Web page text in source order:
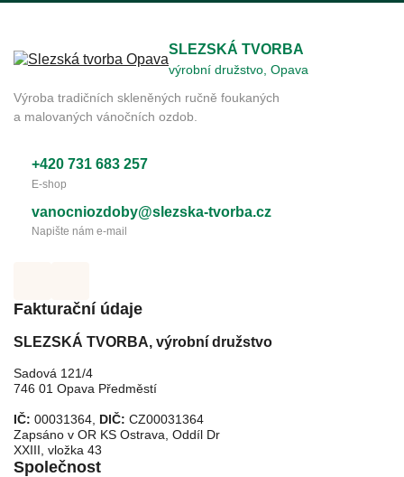
SLEZSKÁ TVORBA
výrobní družstvo, Opava
Výroba tradičních skleněných ručně foukaných
a malovaných vánočních ozdob.
+420 731 683 257
E-shop
vanocniozdoby@slezska-tvorba.cz
Napište nám e-mail
Fakturační údaje
SLEZSKÁ TVORBA, výrobní družstvo
Sadová 121/4
746 01 Opava Předměstí
IČ: 00031364, DIČ: CZ00031364
Zapsáno v OR KS Ostrava, Oddíl Dr
XXIII, vložka 43
Společnost